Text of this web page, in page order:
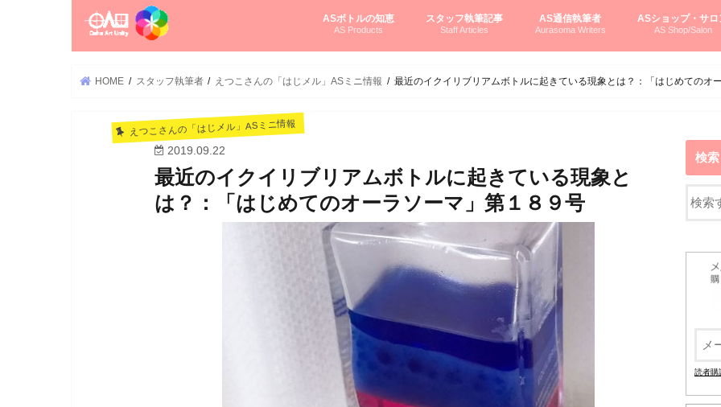
ASボトルの知恵
AS Products
スタッフ執筆記事
Staff Articles
AS通信執筆者
Aurasoma Writers
ASショップ・サロ
AS Shop/Salon
HOME スタッフ執筆者 えつこさんの「はじメル」ASミニ情報 最近のイクイリブリアムボトルに起きている現象とは？：「はじめてのオ
えつこさんの「はじメル」ASミニ情報
2019.09.22
最近のイクイリブリアムボトルに起きている現象と
は？：「はじめてのオーラソーマ」第１８９号
検索
読者購